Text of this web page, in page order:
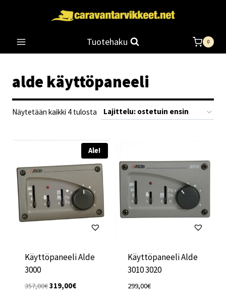
Tuotehaku 0
alde käyttöpaneeli
Näytetään kaikki 4 tulosta Suosituimmat
Ale!
Käyttöpaneeli Alde
3000
357,00€Alkuperäinen
319,00€Nykyinen
Käyttöpaneeli Alde
3010 3020
299,00€